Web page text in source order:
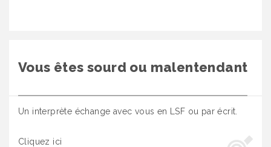
Vous êtes sourd ou malentendant
Un interprète échange avec vous en LSF ou par écrit.
Cliquez ici